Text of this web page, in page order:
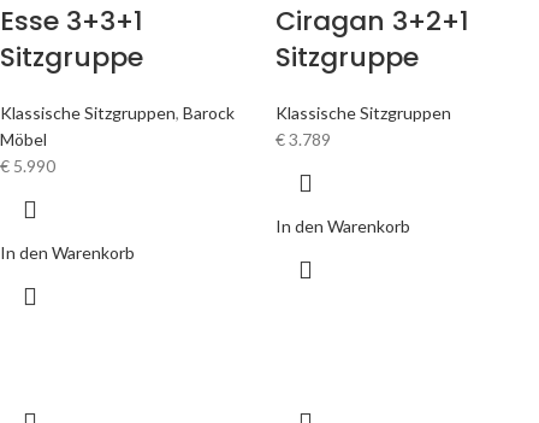
Esse 3+3+1
Sitzgruppe
Klassische Sitzgruppen, Barock
Möbel
€ 5.990
In den Warenkorb
Ciragan 3+2+1
Sitzgruppe
Klassische Sitzgruppen
€3.789
In den Warenkorb